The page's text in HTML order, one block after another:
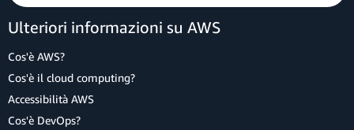
Ulteriori informazioni su AWS
Cos'è AWS?
Cos'è il cloud computing?
Accessibilità AWS
Cos'è DevOps?